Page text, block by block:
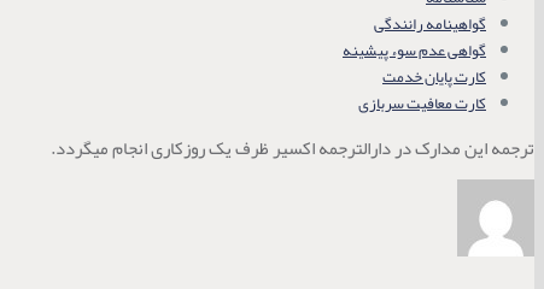
گواهینامه رانندگی
گواهی عدم سوء پیشینه
کارت پایان خدمت
کارت معافیت سربازی
ترجمه این مدارک در دارالترجمه اکسیر ظرف یک روزکاری انجام میگردد.